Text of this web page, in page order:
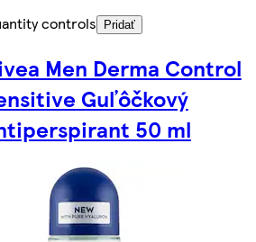
controls
Pridať
Men Derma Control
Guľôčkový
50 ml